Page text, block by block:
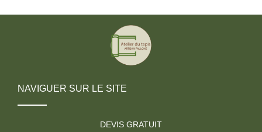
NAVIGUER SUR LE SITE
DEVIS GRATUIT